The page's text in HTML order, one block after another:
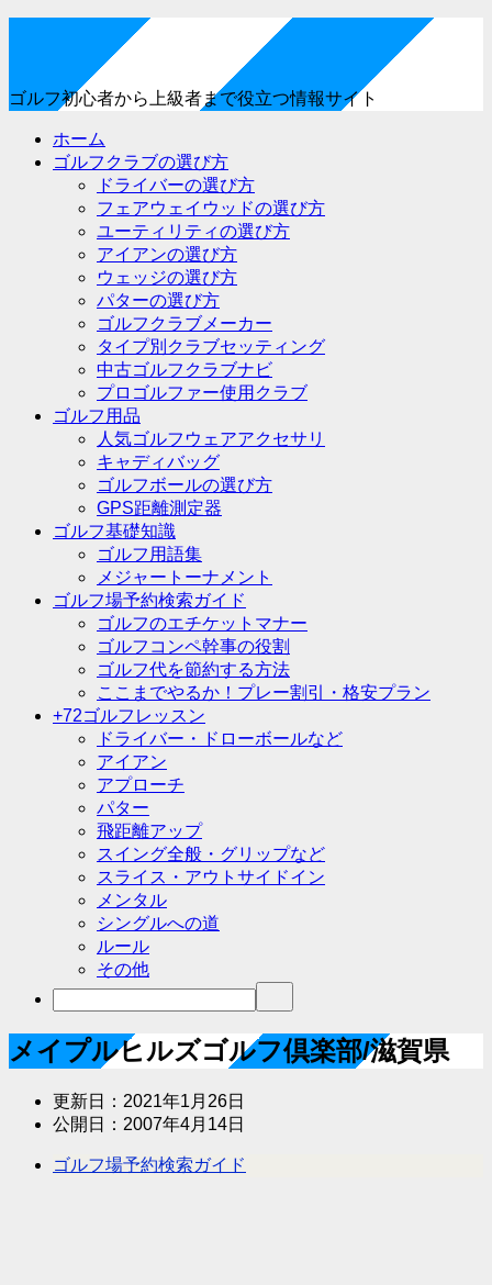
ゴルフ初心者から上級者まで役立つ情報サイト
ホーム
ゴルフクラブの選び方
ドライバーの選び方
フェアウェイウッドの選び方
ユーティリティの選び方
アイアンの選び方
ウェッジの選び方
パターの選び方
ゴルフクラブメーカー
タイプ別クラブセッティング
中古ゴルフクラブナビ
プロゴルファー使用クラブ
ゴルフ用品
人気ゴルフウェアアクセサリ
キャディバッグ
ゴルフボールの選び方
GPS距離測定器
ゴルフ基礎知識
ゴルフ用語集
メジャートーナメント
ゴルフ場予約検索ガイド
ゴルフのエチケットマナー
ゴルフコンペ幹事の役割
ゴルフ代を節約する方法
ここまでやるか！プレー割引・格安プラン
+72ゴルフレッスン
ドライバー・ドローボールなど
アイアン
アプローチ
パター
飛距離アップ
スイング全般・グリップなど
スライス・アウトサイドイン
メンタル
シングルへの道
ルール
その他
メイプルヒルズゴルフ倶楽部/滋賀県
更新日： 2021年1月26日
公開日： 2007年4月14日
ゴルフ場予約検索ガイド